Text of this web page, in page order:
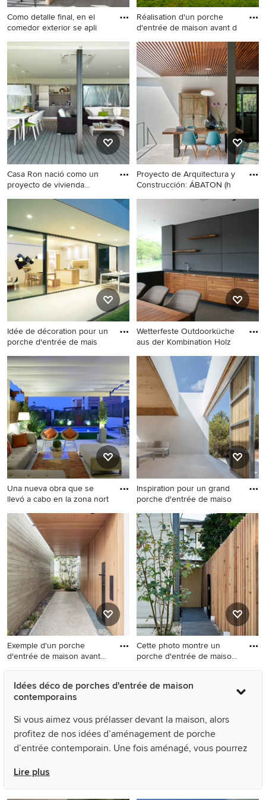
Como detalle final, en el
comedor exterior se apli
Aménagement d'un porche
d'entrée de maison
contemporain avec une
extension de toiture.
Réalisation d'un porche
d'entrée de maison avant d
Réalisation d'un porche
d'entrée de maison avant
design avec une terrasse en
bois et une pergola.
Casa Ron nació como un
proyecto de vivienda
Cette image montre un
porche d'entrée de maison
design.
Proyecto de Arquitectura y
Construcción: ÁBATON (h
Cette image montre un
porche d'entrée de maison
design de taille moyenne
avec des pavés en pierre
naturelle et une extension de
toiture.
Idée de décoration pour un
porche d'entrée de mais
Idée de décoration pour un
porche d'entrée de maison
design.
Wetterfeste Outdoorküche
aus der Kombination Holz
Cette image montre un grand
porche d'entrée de maison
design avec une cuisine
d'été, des pavés en pierre
naturelle et une extension de
Una nueva obra que se
llevó a cabo en la zona nort
Réalisation d'un porche
d'entrée de maison design.
Inspiration pour un grand
porche d'entrée de maiso
Inspiration pour un grand
porche d'entrée de maison
design.
Exemple d'un porche
d'entrée de maison avant
Exemple d'un porche
d'entrée de maison avant
tendance de taille moyenne
pavés en pierre naturelle et
une extension de toiture.
Cette photo montre un
porche d'entrée de maison
Cette photo montre un
porche d'entrée de maison
Idées déco de porches d'entrée de maison
contemporains
Si vous aimez vous prélasser devant la maison, alors
profitez de nos idées d’aménagement de porche
d’entrée contemporain. Une fois aménagé, vous pourrez
sirotant une bonne limonade bien fraîche. Vous
souhaitez aussi ajouter une touche de style ? Regardez
Lire plus